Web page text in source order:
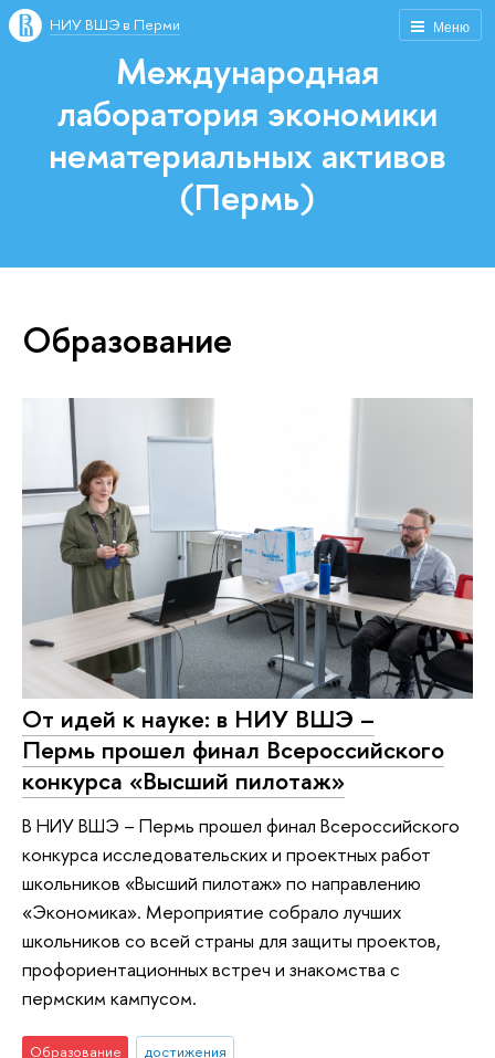
Меню
НИУ ВШЭ в Перми
Международная
лаборатория экономики
нематериальных активов
(Пермь)
Образование
От идей к науке: в НИУ ВШЭ –
Пермь прошел финал Всероссийского
конкурса «Высший пилотаж»
В НИУ ВШЭ – Пермь прошел финал Всероссийского
конкурса исследовательских и проектных работ
школьников «Высший пилотаж» по направлению
«Экономика». Мероприятие собрало лучших
школьников со всей страны для защиты проектов,
профориентационных встреч и знакомства с
пермским кампусом.
Образование достижения